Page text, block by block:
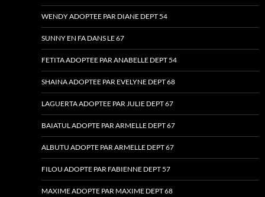
WENDY ADOPTEE PAR DIANE DEPT 54
SUNNY EN FA DANS LE 67
FETITA ADOPTEE PAR ANABELLE DEPT 54
SHAINA ADOPTEE PAR EVELYNE DEPT 68
LAGUERTA ADOPTEE PAR JULIE DEPT 67
BAIATUL ADOPTE PAR ARMELLE DEPT 67
ALBUTU ADOPTE PAR ARMELLE DEPT 67
FILOU ADOPTE PAR FABIENNE DEPT 57
MAXIME ADOPTE PAR MAXIME DEPT 68